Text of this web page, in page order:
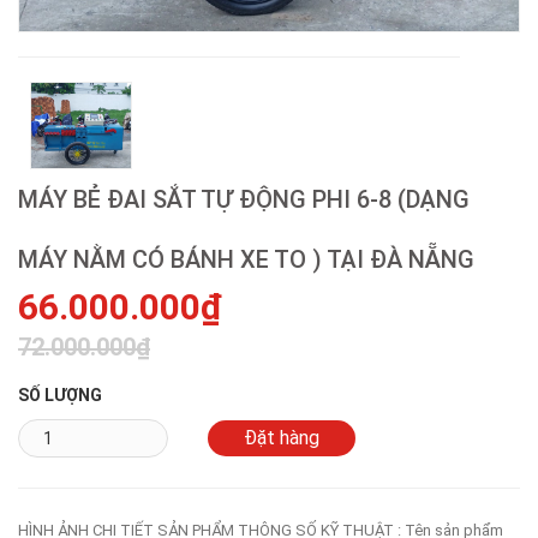
MÁY BẺ ĐAI SẮT TỰ ĐỘNG PHI 6-8 (DẠNG
MÁY NẰM CÓ BÁNH XE TO ) TẠI ĐÀ NẴNG
66.000.000₫
72.000.000₫
SỐ LƯỢNG
HÌNH ẢNH CHI TIẾT SẢN PHẨM THÔNG SỐ KỸ THUẬT : Tên sản phẩm